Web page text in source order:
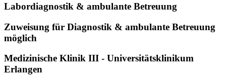
Labordiagnostik & ambulante Betreuung
Zuweisung für Diagnostik & ambulante Betreuung
möglich
Medizinische Klinik III - Universitätsklinikum
Erlangen